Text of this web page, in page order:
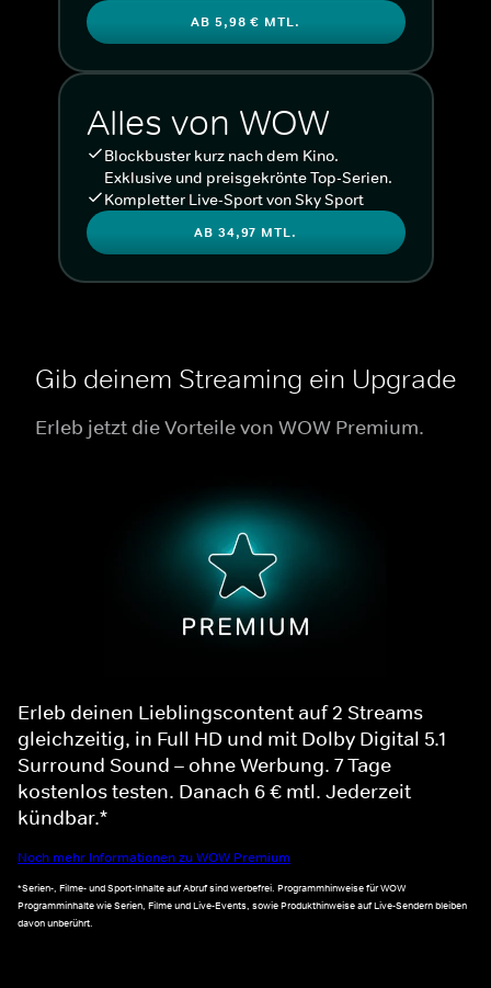
AB 5,98 € MTL.
Alles von WOW
Blockbuster kurz nach dem Kino.
Exklusive und preisgekrönte Top-Serien.
Kompletter Live-Sport von Sky Sport
AB 34,97 MTL.
Gib deinem Streaming ein Upgrade
Erleb jetzt die Vorteile von WOW Premium.
Erleb deinen Lieblingscontent auf 2 Streams
gleichzeitig, in Full HD und mit Dolby Digital 5.1
Surround Sound – ohne Werbung. 7 Tage
kostenlos testen. Danach 6 € mtl. Jederzeit
kündbar.*
Noch mehr Informationen zu WOW Premium
*Serien-, Filme- und Sport-Inhalte auf Abruf sind werbefrei. Programmhinweise für WOW
Programminhalte wie Serien, Filme und Live-Events, sowie Produkthinweise auf Live-Sendern bleiben
davon unberührt.